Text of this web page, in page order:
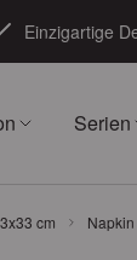
Einzigartige
Serien
cm